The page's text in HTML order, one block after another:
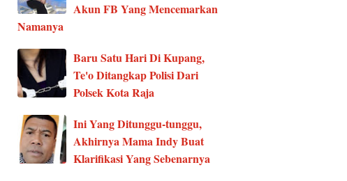
Akun FB Yang Mencemarkan
Namanya
Baru Satu Hari Di Kupang,
Te'o Ditangkap Polisi Dari
Polsek Kota Raja
Ini Yang Ditunggu-tunggu,
Akhirnya Mama Indy Buat
Klarifikasi Yang Sebenarnya